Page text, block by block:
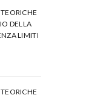
DELLA
LIMITI